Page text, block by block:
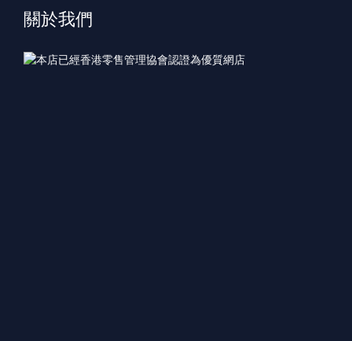
關於我們